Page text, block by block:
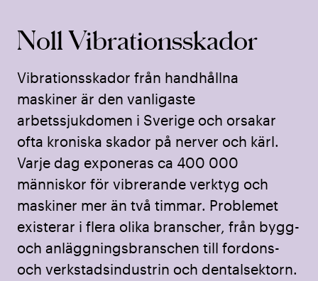
Noll Vibrationsskador
Vibrationsskador från handhållna
maskiner är den vanligaste
arbetssjukdomen i Sverige och orsakar
ofta kroniska skador på nerver och kärl.
Varje dag exponeras ca 400 000
människor för vibrerande verktyg och
maskiner mer än två timmar. Problemet
existerar i flera olika branscher, från bygg-
och anläggningsbranschen till fordons-
och verkstadsindustrin och dentalsektorn.